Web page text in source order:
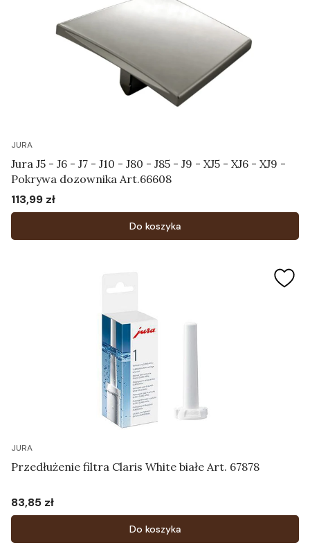
JURA
Jura J5 - J6 - J7 - J10 - J80 - J85 - J9 - XJ5 - XJ6 - XJ9 -
Pokrywa dozownika Art.66608
Cena
113,99 zł
Do koszyka
JURA
Przedłużenie filtra Claris White białe Art. 67878
Cena
83,85 zł
Do koszyka